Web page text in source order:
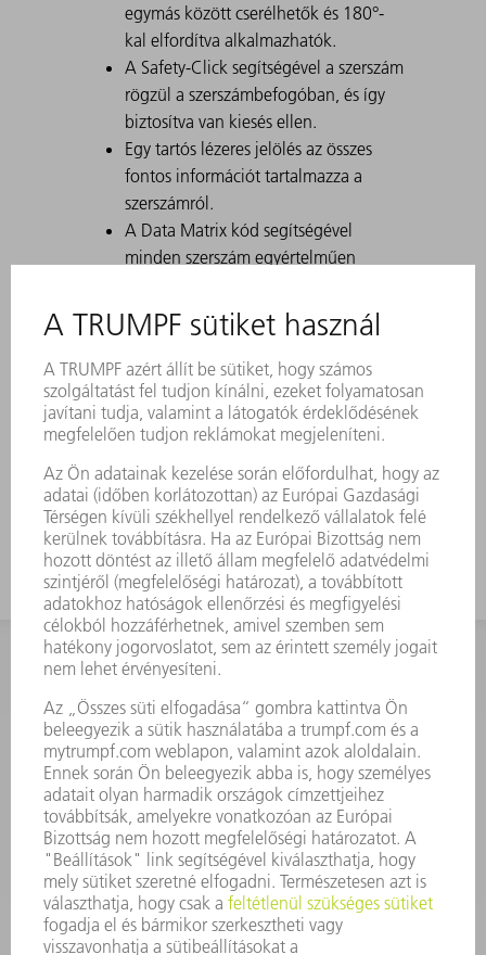
egymás között cserélhetők és 180°-
kal elfordítva alkalmazhatók.
A Safety-Click segítségével a szerszám
rögzül a szerszámbefogóban, és így
biztosítva van kiesés ellen.
Egy tartós lézeres jelölés az összes
fontos információt tartalmazza a
szerszámról.
A Data Matrix kód segítségével
minden szerszám egyértelműen
A megmunkálási tartományok lézerrel
edzettek.
Szerszám-módosítások kérésre
kaphatók.
FEV-vel való korcoláshoz is alkalmas
Magas dobozokhoz használja a nagy
munkamagassággal rendelkező
szerszámot
KAPCSOLAT
Szerszám
3628576045
08.00 - 16.30
szerszam@hu.trumpf.com
KAPCSOLAT
Alkatrész
3628576035
08.00 - 16.30
alkatresz@hu.trumpf.com